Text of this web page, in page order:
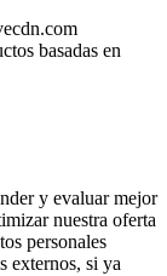
basadas en
y evaluar mejor
nuestra oferta
personales
externos, si ya